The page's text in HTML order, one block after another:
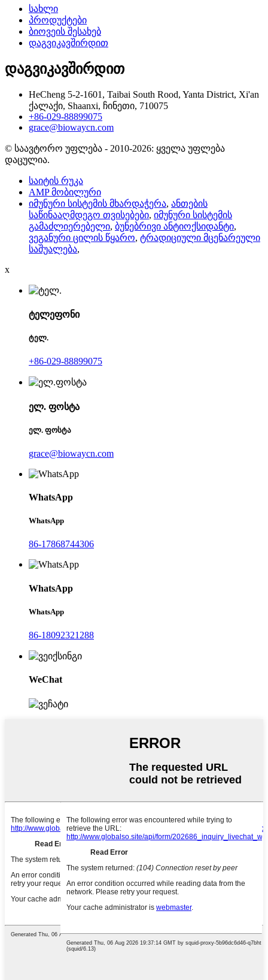
სახლი
პროდუქტები
ბიოვეის შესახებ
დაგვიკავშირდით
დაგვიკავშირდით
HeCheng 5-2-1601, Taibai South Rood, Yanta District, Xi'an
ქალაქი, Shaanxi, ჩინეთი, 710075
+86-029-88899075
grace@biowaycn.com
© საავტორო უფლება - 2010-2026: ყველა უფლება
დაცულია.
საიტის რუკა
AMP მობილური
იმუნური სისტემის მხარდაჭერა, ანთების
საწინააღმდეგო თვისებები, იმუნური სისტემის
გამაძლიერებელი, ბუნებრივი ანტიოქსიდანტი,
ვეგანური ცილის წყარო, ტრადიციული მცენარეული
საშუალება,
x
ტელეფონი
ტელ.
+86-029-88899075
ელ. ფოსტა
ელ. ფოსტა
grace@biowaycn.com
WhatsApp
WhatsApp
86-17868744306
WhatsApp
WhatsApp
86-18092321288
WeChat